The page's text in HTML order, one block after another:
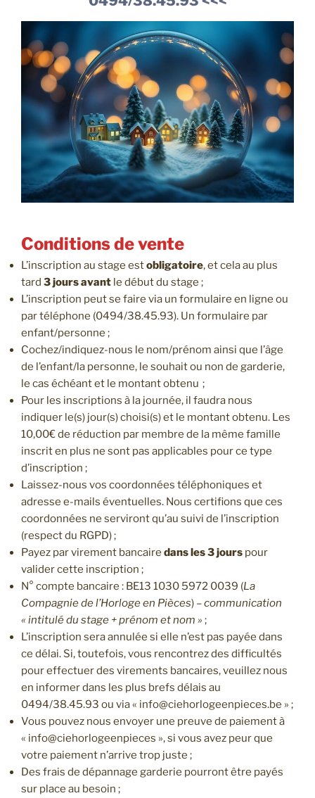
Conditions de vente
L’inscription au stage estobligatoire, et cela au plus
tard 3 jours avant le début du stage ;
L’inscription peut se faire via un formulaire en ligne ou
par téléphone (0494/38.45.93). Un formulaire par
enfant/personne ;
Cochez/indiquez-nous le nom/prénom ainsi que l’âge
de l’enfant/la personne, le souhait ou non de garderie,
le cas échéant et le montant obtenu ;
Pour les inscriptions à la journée, il faudra nous
indiquer le(s) jour(s) choisi(s) et le montant obtenu. Les
10,00€ de réduction par membre de la même famille
inscrit en plus ne sont pas applicables pour ce type
d’inscription ;
Laissez-nous vos coordonnées téléphoniques et
adresse e-mails éventuelles. Nous certifions que ces
coordonnées ne serviront qu’au suivi de l’inscription
(respect du RGPD) ;
Payez par virement bancaire dans les 3 jours pour
valider cette inscription ;
N° compte bancaire : BE13 1030 5972 0039 (La
Compagnie de l’Horloge en Pièces) –communication
« intitulé du stage + prénom et nom » ;
L’inscription sera annulée si elle n’est pas payée dans
ce délai. Si, toutefois, vous rencontrez des difficultés
pour effectuer des virements bancaires, veuillez nous
en informer dans les plus brefs délais au
0494/38.45.93 ou via « info@ciehorlogeenpieces.be » ;
Vous pouvez nous envoyer une preuve de paiement à
« info@ciehorlogeenpieces », si vous avez peur que
votre paiement n’arrive trop juste ;
Des frais de dépannage garderie pourront être payés
sur place au besoin ;